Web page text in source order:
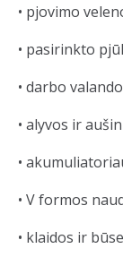
• pjovimo
• pasirinkto
• darbo
• alyvos ir
•
• V formos n
• klaidos ir